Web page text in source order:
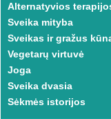
Alternatyvios
Sveika mityba
Sveikas ir gražus
Vegetarų virtuvė
Joga
Sveika dvasia
Sėkmės istorijos